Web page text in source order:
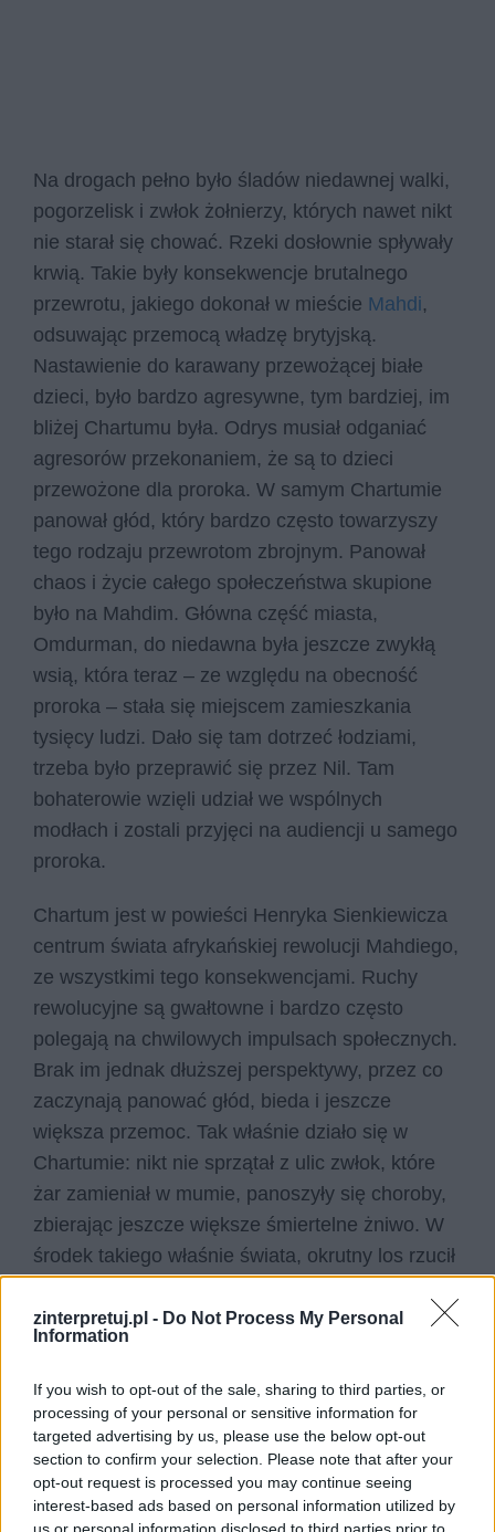
zinterpretuj.pl - Do Not Process My Personal
Information
If you wish to opt-out of the sale, sharing to third parties, or
processing of your personal or sensitive information for
targeted advertising by us, please use the below opt-out
section to confirm your selection. Please note that after your
opt-out request is processed you may continue seeing
interest-based ads based on personal information utilized by
us or personal information disclosed to third parties prior to
Na drogach pełno było śladów niedawnej walki,
pogorzelisk i zwłok żołnierzy, których nawet nikt
nie starał się chować. Rzeki dosłownie spływały
krwią. Takie były konsekwencje brutalnego
przewrotu, jakiego dokonał w mieście Mahdi,
odsuwając przemocą władzę brytyjską.
Nastawienie do karawany przewożącej białe
dzieci, było bardzo agresywne, tym bardziej, im
bliżej Chartumu była. Odrys musiał odganiać
agresorów przekonaniem, że są to dzieci
przewożone dla proroka. W samym Chartumie
panował głód, który bardzo często towarzyszy
tego rodzaju przewrotom zbrojnym. Panował
chaos i życie całego społeczeństwa skupione
było na Mahdim. Główna część miasta,
Omdurman, do niedawna była jeszcze zwykłą
wsią, która teraz – ze względu na obecność
proroka – stała się miejscem zamieszkania
tysięcy ludzi. Dało się tam dotrzeć łodziami,
trzeba było przeprawić się przez Nil. Tam
bohaterowie wzięli udział we wspólnych
modłach i zostali przyjęci na audiencji u samego
proroka.
Chartum jest w powieści Henryka Sienkiewicza
centrum świata afrykańskiej rewolucji Mahdiego,
ze wszystkimi tego konsekwencjami. Ruchy
rewolucyjne są gwałtowne i bardzo często
polegają na chwilowych impulsach społecznych.
Brak im jednak dłuższej perspektywy, przez co
zaczynają panować głód, bieda i jeszcze
większa przemoc. Tak właśnie działo się w
Chartumie: nikt nie sprzątał z ulic zwłok, które
żar zamieniał w mumie, panoszyły się choroby,
zbierając jeszcze większe śmiertelne żniwo. W
środek takiego właśnie świata, okrutny los rzucił
arabskich porywaczy musieli przetrwać.
Idrys – charakterystyka
W pustyni i w puszczy – główne wątki
Spotkanie z lwem W pustyni i w
puszczy – opis przygody